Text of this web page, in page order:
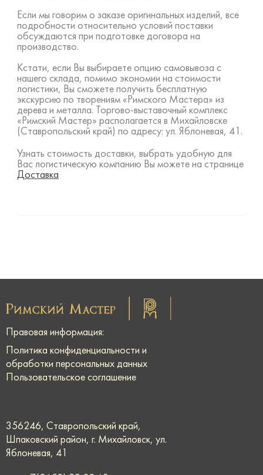
Если мы говорим о заказе оригинальных изделий, все
подробности относительно условий поставки
обсуждаются при подготовке договора на
производство.
Кстати, если Вы выбираете опцию самовывоза с
нашего склада, помимо экономии на стоимости
логистики, Вы сможете получить бесплатную
экскурсию по творениям «Римского Мастера» из
дерева и металла. Торгово-выставочный комплекс
«Римский Мастер» располагается в Михайловске
(Ставропольский край) по адресу: ул. Яблоневая, 41.
Узнать стоимость доставки, выбрать удобную для
Вас логистическую компанию Вы можете на странице
Доставка
Правовая информация:
Политика конфиденциальности и
обработки персональных данных
Пользовательское соглашение
356246, Ставропольский край,
Шпаковский район, г. Михайловск, ул.
Яблоневая, 41